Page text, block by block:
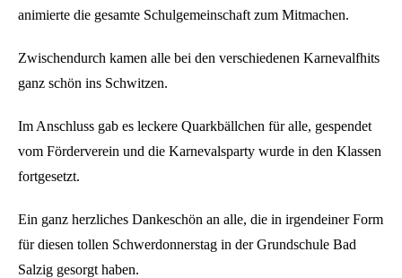
animierte die gesamte Schulgemeinschaft zum Mitmachen.
Zwischendurch kamen alle bei den verschiedenen Karnevalfhits
ganz schön ins Schwitzen.
Im Anschluss gab es leckere Quarkbällchen für alle, gespendet
vom Förderverein und die Karnevalsparty wurde in den Klassen
fortgesetzt.
Ein ganz herzliches Dankeschön an alle, die in irgendeiner Form
für diesen tollen Schwerdonnerstag in der Grundschule Bad
Salzig gesorgt haben.